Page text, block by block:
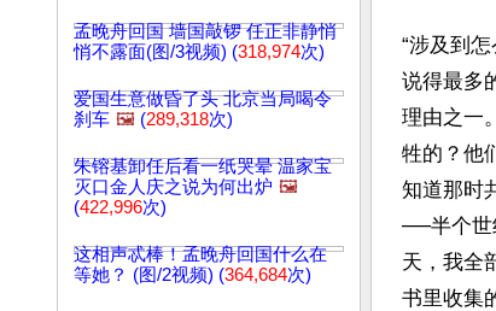
孟晚舟回国 墙国敲锣 任正非静悄
悄不露面(图/3视频) (318,974次)
爱国生意做昏了头 北京当局喝令
刹车 🖼️ (289,318次)
朱镕基卸任后看一纸哭晕 温家宝
灭口金人庆之说为何出炉 🖼️
(422,996次)
这相声忒棒！孟晚舟回国什么在
等她？ (图/2视频) (364,684次)
“涉及到
说得最多
理由之一
牲的？他
知道那时
──半个世
天，我全
书里收集